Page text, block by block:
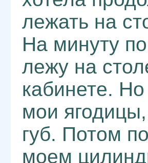
лежать на
На минуту
лежу на
кабинете.
мои
губ. Потом
моем